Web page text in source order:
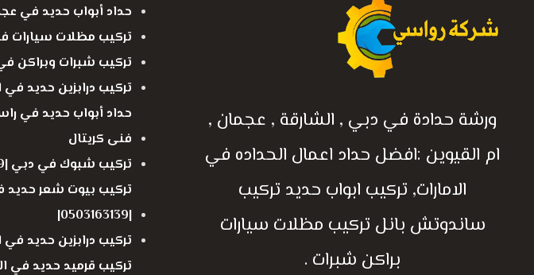
ورشة حدادة في دبي , الشارقة , عجمان ,
ام القيوين :افضل حداد اعمال الحداده في
الامارات, تركيب ابواب حديد تركيب
ساندوتش بانل تركيب مظلات سيارات
براكن شبرات .
حداد أبواب حديد في عجمان :
تركيب مظلات سيارات في
تركيب شبرات وبراكن في ام
تركيب درابزين حديد في الشارقة
فنى كريتال
تركيب شبوك في دبي |0503163139|
تركيب بيوت شعر حديد
|0503163139|
تركيب درابزين حديد في الفجيرة